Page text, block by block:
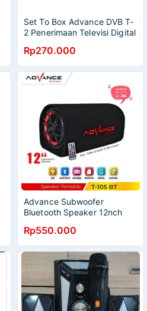
Set To Box Advance DVB T-
2 Penerimaan Televisi Digital
Rp270.000
Advance Subwoofer
Bluetooth Speaker 12nch
Rp550.000